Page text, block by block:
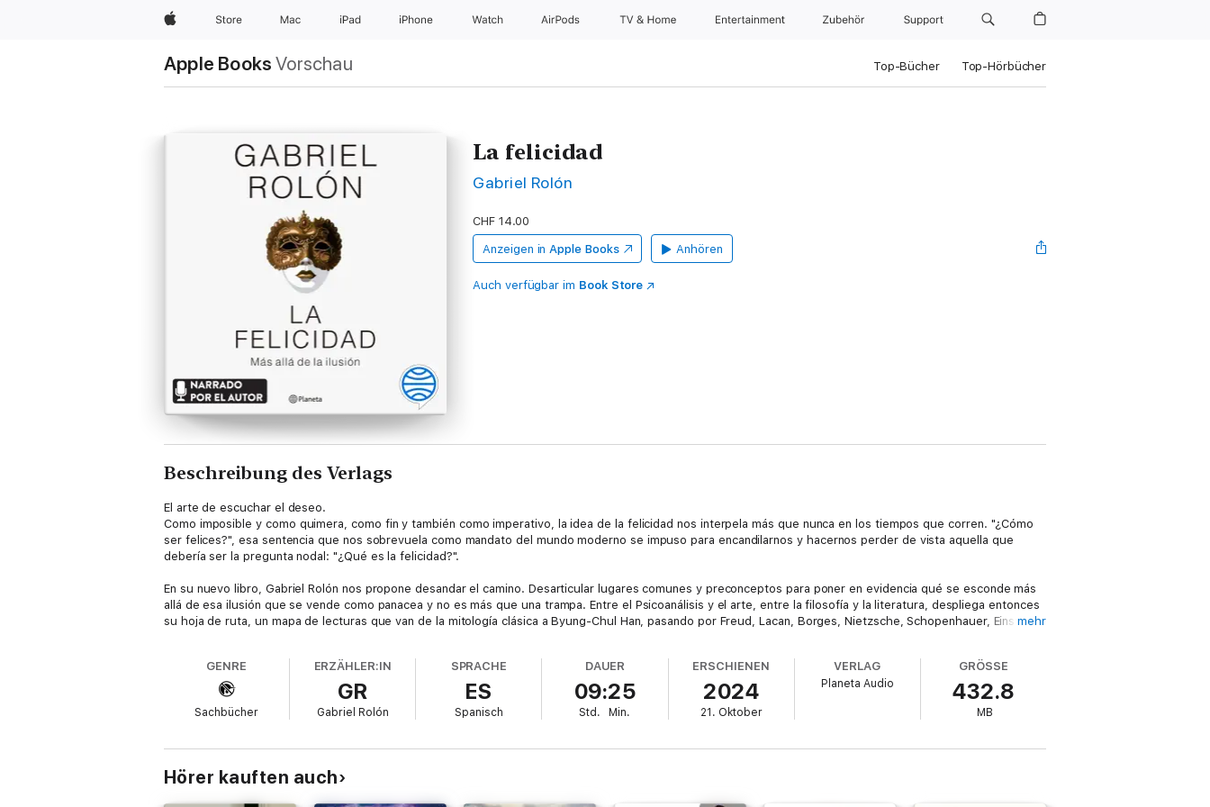
Apple Store Mac iPad iPhone Watch AirPods TV & Home Entertainment Zubehör Support
Apple Books Vorschau Top-Bücher Top-Hörbücher
La felicidad
Gabriel Rolón
CHF 14.00
Anzeigen in Apple Books Anhören
Auch verfügbar im Book Store
Beschreibung des Verlags
El arte de escuchar el deseo.
Como imposible y como quimera, como fin y también como imperativo, la idea de la felicidad nos interpela más que nunca en los tiempos que corren. "¿Cómo
ser felices?", esa sentencia que nos sobrevuela como mandato del mundo moderno se impuso para encandilarnos y hacernos perder de vista aquella que
debería ser la pregunta nodal: "¿Qué es la felicidad?".
En su nuevo libro, Gabriel Rolón nos propone desandar el camino. Desarticular lugares comunes y preconceptos para poner en evidencia qué se esconde más
allá de esa ilusión que se vende como panacea y no es más que una trampa. Entre el Psicoanálisis y el arte, entre la filosofía y la literatura, despliega entonces
su hoja de ruta, un mapa de lecturas que van de la mitología clásica a Byung-Chul Han, pasando por Freud, Lacan, Borges, Nietzsche, Schopenhauer, Einstein,
Una vez más, como en sus trabajos anteriores y fiel a ese estilo que lo llevó a ser uno de los autores más leídos de las últimas décadas, Rolón nos invita a
pensar a contrapelo de las modas ligeras. Y es ahí, en esa zona incómoda y a la vez anhelante de vida, donde La felicidad se vuelve un ensayo indispensable,
mehr
GENRE
Sachbücher
ERZÄHLER:IN
GR
Gabriel Rolón
SPRACHE
ES
Spanisch
DAUER
09:25
Std. Min.
ERSCHIENEN
2024
21. Oktober
VERLAG
Planeta Audio
GRÖSSE
432.8
MB
Hörer kauften auch